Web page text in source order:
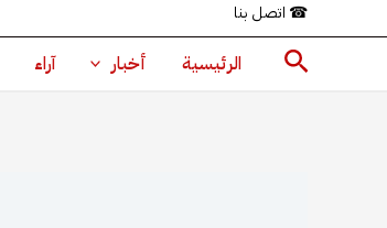
المحتوى
☎ اتصل بنا
البحث الرئيسية أخبار آراء